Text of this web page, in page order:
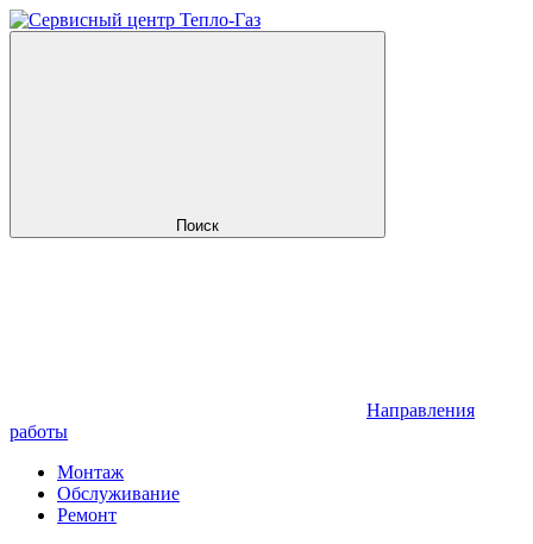
Поиск
Направления
работы
Монтаж
Обслуживание
Ремонт